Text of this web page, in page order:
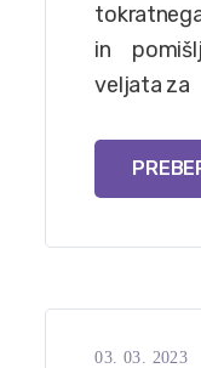
in
veljata za
03. 03. 2023